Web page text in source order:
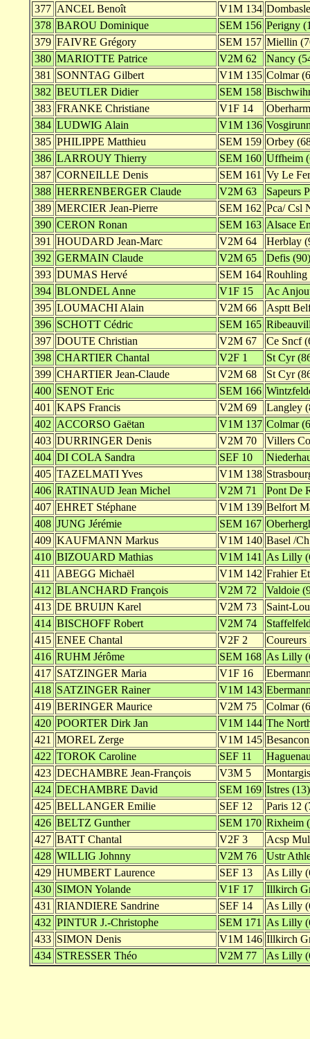
377 ANCEL Benoît V1M 134
378 BAROU Dominique SEM 156 Perigny
379 FAIVRE Grégory SEM 157 Miellin
380 MARIOTTE Patrice V2M 62
Nancy
381
SONNTAG Gilbert V1M 135 Colmar
382 BEUTLER Didier SEM 158
383 FRANKE Christiane V1F 14
384 LUDWIG Alain V1M 136
385 PHILIPPE Matthieu SEM 159 Orbey
386 LARROUY Thierry SEM 160 Uffheim
387 CORNEILLE Denis SEM 161 Vy Le
388 HERRENBERGER Claude V2M 63
Sapeurs
389 MERCIER Jean-Pierre SEM 162 Pca/ Csl
390 CERON Ronan SEM 163 Alsace
391
HOUDARD Jean-Marc V2M 64
Herblay
392 GERMAIN Claude V2M 65
Defis (90)
393 DUMAS Hervé SEM 164 Rouhling
394 BLONDEL Anne V1F 15
Ac
395 LOUMACHI Alain V2M 66
Asptt
396 SCHOTT Cédric SEM 165
397 DOUTE Christian V2M 67
Ce Sncf
398 CHARTIER Chantal V2F 1
St Cyr
399 CHARTIER Jean-Claude V2M 68
St Cyr
400 SENOT Eric SEM 166
401
KAPS Francis V2M 69
Langley
402 ACCORSO Gaëtan V1M 137 Colmar
403 DURRINGER Denis V2M 70
Villers
404 DI COLA Sandra SEF 10
405 TAZELMATI Yves V1M 138
406 RATINAUD Jean Michel V2M 71
Pont De
407 EHRET Stéphane V1M 139 Belfort
408 JUNG Jérémie SEM 167
409 KAUFMANN Markus V1M 140 Basel /Ch
410 BIZOUARD Mathias V1M 141 As Lilly
411
ABEGG Michaël V1M 142 Frahier
412 BLANCHARD François V2M 72
Valdoie
413 DE BRUIJN Karel V2M 73
Saint-
414 BISCHOFF Robert V2M 74
415 ENEE Chantal V2F 2
416 RUHM Jérôme SEM 168 As Lilly
417 SATZINGER Maria V1F 16
418 SATZINGER Rainer V1M 143
419 BERINGER Maurice V2M 75
Colmar
420 POORTER Dirk Jan V1M 144 The
421
MOREL Zerge V1M 145
422 TOROK Caroline SEF 11
423 DECHAMBRE Jean-François V3M 5
424 DECHAMBRE David SEM 169 Istres (13)
425 BELLANGER Emilie SEF 12
Paris 12
426 BELTZ Gunther SEM 170 Rixheim
427 BATT Chantal V2F 3
Acsp
428 WILLIG Johnny V2M 76
Ustr
429 HUMBERT Laurence SEF 13
As Lilly
430 SIMON Yolande V1F 17
Illkirch
431
RIANDIERE Sandrine SEF 14
As Lilly
432 PINTUR J.-Christophe SEM 171
As Lilly
433 SIMON Denis V1M 146 Illkirch
434 STRESSER Théo V2M 77 As Lilly